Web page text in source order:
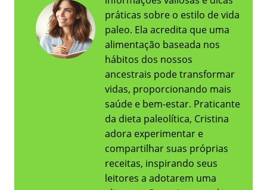
práticas sobre o estilo de vida
paleo. Ela acredita que uma
alimentação baseada nos
hábitos dos nossos
ancestrais pode transformar
vidas, proporcionando mais
saúde e bem-estar. Praticante
da dieta paleolítica, Cristina
adora experimentar e
compartilhar suas próprias
receitas, inspirando seus
leitores a adotarem uma